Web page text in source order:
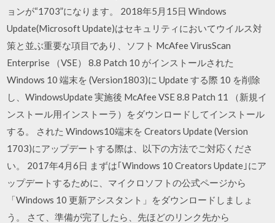
ョンが“1703”になります。 2018年5月15日 Windows
Update(Microsoft Update)はセキュリティにおいてウイルス対
策と並ぶ重要な項目であり、ソフト McAfee VirusScan
Enterprise （VSE） 8.8 Patch 10 がインストールされた
Windows 10 端末を (Version1803)に Update する際 10 を削除
し、WindowsUpdate 実施後 McAfee VSE 8.8 Patch 11 （新規イ
ンストール用インストーラ）をダウンロードしてインストール
する。 された Windows10端末を Creators Update (Version
1703)にアップデートする際は、以下の方法でご対応くださ
い。 2017年4月6日 まずは｢Windows 10 Creators Update｣にア
ップデートするために、マイクロソフトの公式ページから
「Windows 10 更新アシスタント」をダウンロードしましょ
う。 さて、準備が完了したら、先ほどのリンク先から